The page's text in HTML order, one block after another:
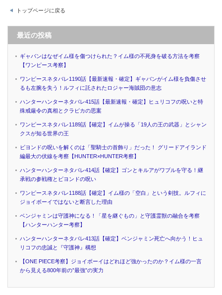
トップページに戻る
最近の投稿
ギャバンはなぜイム様を傷つけられた？イム様の不死身を破る方法を考察
【ワンピース考察】
ワンピースネタバレ1190話【最新速報・確定】ギャバンがイム様を負傷させ
るも左腕を失う！ルフィに託されたロジャー海賊団の意志
ハンターハンターネタバレ415話【最新速報・確定】ヒュリコフの呪いと特
殊戒厳令の真相とクラピカの思案
ワンピースネタバレ1189話【確定】イムが操る「19人の王の武器」とシャン
クスが知る世界の王
ビヨンドの呪いを解くのは「聖騎士の首飾り」だった！ グリードアイランド
編最大の伏線を考察【HUNTER×HUNTER考察】
ハンターハンターネタバレ414話【確定】ゴンとキルアがワブルを守る！継
承戦の参戦権とビヨンドの呪い
ワンピースネタバレ1188話【確定】イム様の「空白」という剣技。ルフィに
ジョイボーイではないと断言した理由
ベンジャミンは守護神になる！「星を継ぐもの」と守護霊獣の融合を考察
【ハンターハンター考察】
ハンターハンターネタバレ413話【確定】ベンジャミン死亡へ向かう！ヒュ
リコフの忠誠と『守護神』構想
【ONE PIECE考察】ジョイボーイはどれほど強かったのか？イム様の一言
から見える800年前の”最強”の実力